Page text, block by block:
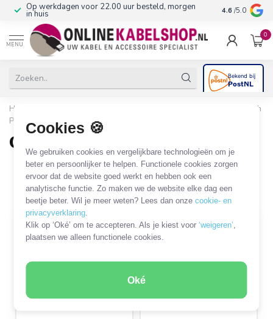
Cookies 🍪
We gebruiken cookies en vergelijkbare technologieën om je
beter en persoonlijker te helpen. Functionele cookies zorgen
ervoor dat de website goed werkt en hebben ook een
analytische functie. Zo maken we de website elke dag een
beetje beter. Wil je meer weten? Lees dan onzecookie- en
privacyverklaring
Klik op ‘Oké’ om te accepteren. Als je kiest voor‘weigeren’
plaatsen we alleen functionele cookies.
Oké
Op werkdagen voor 22.00 uur besteld, morgen
in huis 10+jaar
4.6 /5.0
MENU
0
Home
10'' Patch
Panel
CAT6a Patch Panel
CAT6a Patch Panel
10 PRODUCTEN
Filters SORTEER OP